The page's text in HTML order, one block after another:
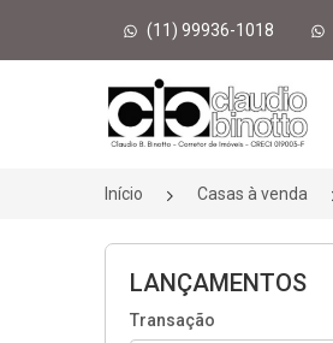
(11) 99936-1018
Página inicial
Início Casas à venda
LANÇAMENTOS
Transação